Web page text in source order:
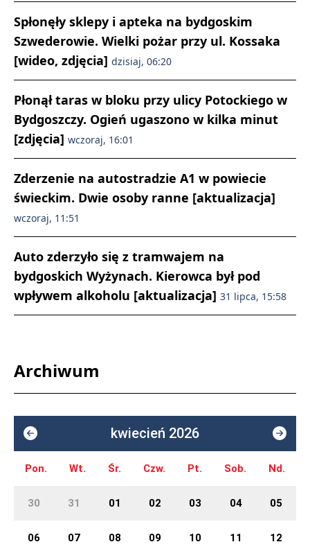
Spłonęły sklepy i apteka na bydgoskim
Szwederowie. Wielki pożar przy ul. Kossaka
[wideo, zdjęcia] dzisiaj, 06:20
Płonął taras w bloku przy ulicy Potockiego w
Bydgoszczy. Ogień ugaszono w kilka minut
[zdjęcia] wczoraj, 16:01
Zderzenie na autostradzie A1 w powiecie
świeckim. Dwie osoby ranne [aktualizacja]
wczoraj, 11:51
Auto zderzyło się z tramwajem na
bydgoskich Wyżynach. Kierowca był pod
wpływem alkoholu [aktualizacja] 31 lipca, 15:58
Archiwum
kwiecień 2026
Pon. Wt. Śr. Czw. Pt. Sob. Nd.
30 31 01 02 03 04 05
06 07 08 09 10 11 12